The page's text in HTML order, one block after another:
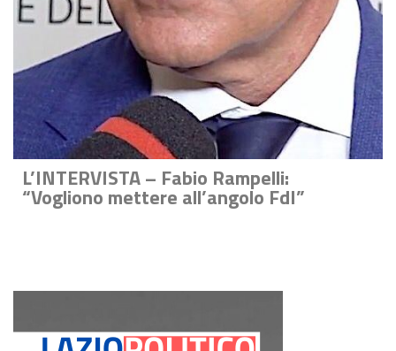
L’INTERVISTA – Fabio Rampelli:
“Vogliono mettere all’angolo FdI”